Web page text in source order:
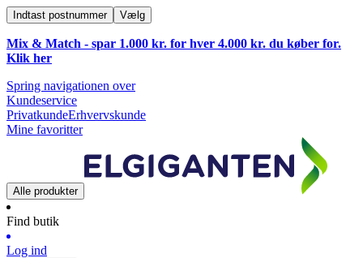
Indtast postnummer Vælg
Mix & Match - spar 1.000 kr. for hver 4.000 kr. du køber for.
Klik her
Spring navigationen over
Kundeservice
PrivatkundeErhvervskunde
Mine favoritter
Alle produkter
Find butik
Log ind